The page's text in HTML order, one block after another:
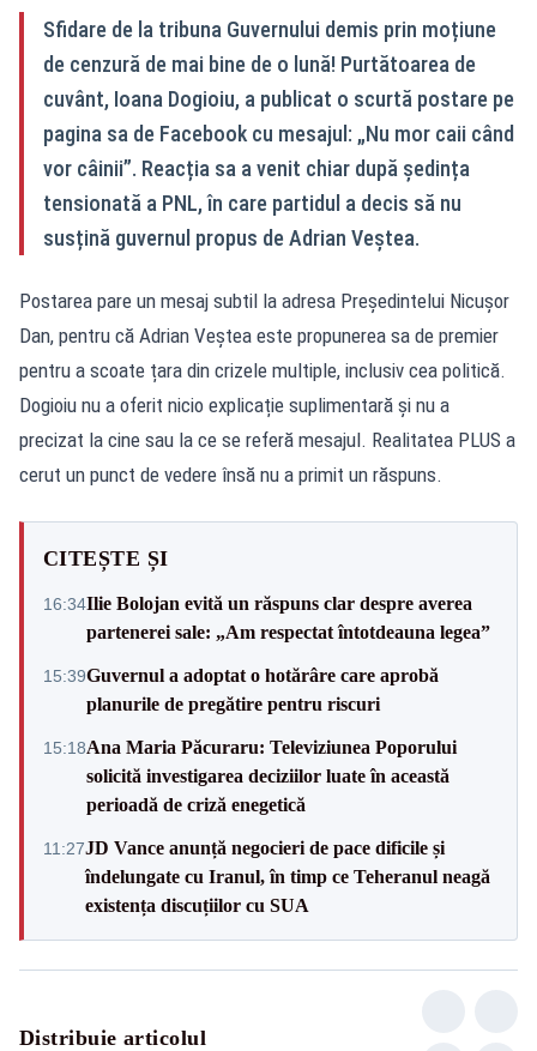
Sfidare de la tribuna Guvernului demis prin moțiune
de cenzură de mai bine de o lună! Purtătoarea de
cuvânt, Ioana Dogioiu, a publicat o scurtă postare pe
pagina sa de Facebook cu mesajul: „Nu mor caii când
vor câinii”. Reacția sa a venit chiar după ședința
tensionată a PNL, în care partidul a decis să nu
susțină guvernul propus de Adrian Veștea.
Postarea pare un mesaj subtil la adresa Președintelui Nicușor
Dan, pentru că Adrian Veștea este propunerea sa de premier
pentru a scoate țara din crizele multiple, inclusiv cea politică.
Dogioiu nu a oferit nicio explicație suplimentară și nu a
precizat la cine sau la ce se referă mesajul. Realitatea PLUS a
cerut un punct de vedere însă nu a primit un răspuns.
CITEȘTE ȘI
16:34Ilie Bolojan evită un răspuns clar despre averea
partenerei sale: „Am respectat întotdeauna legea”
15:39Guvernul a adoptat o hotărâre care aprobă
planurile de pregătire pentru riscuri
15:18Ana Maria Păcuraru: Televiziunea Poporului
solicită investigarea deciziilor luate în această
perioadă de criză enegetică
11:27JD Vance anunță negocieri de pace dificile și
îndelungate cu Iranul, în timp ce Teheranul neagă
existența discuțiilor cu SUA
Distribuie articolul